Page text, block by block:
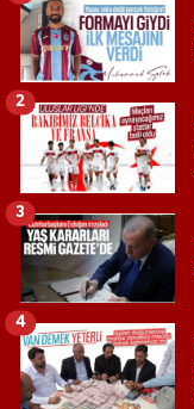
2
3
4